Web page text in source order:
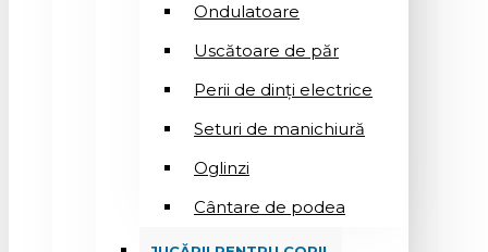
Ondulatoare
Uscătoare de păr
Perii de dinți electrice
Seturi de manichiură
Oglinzi
Cântare de podea